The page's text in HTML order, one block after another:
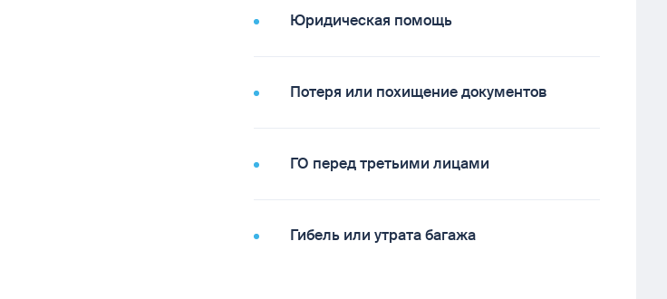
Юридическая помощь
Потеря или похищение документов
ГО перед третьими лицами
Гибель или утрата багажа